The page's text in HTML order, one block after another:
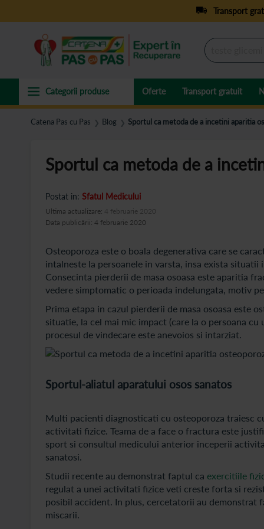
Transport
Oferte Transport gratuit
Catena Pas cu Pas ❯ Blog ❯ Sportul ca metoda de a incetini aparitia
Sportul ca metoda de a
Postat in: Sfatul Medicului
Data publicării: 4 februarie 2020
Ultima actualizare: 4 februarie 2020
Osteoporoza este o boala degenerativa care se
intalneste la persoanele in varsta, insa exista situatii
Consecinta pierderii de masa osoasa este aparitia
vedere simptomatic o perioada indelungata, motiv
Prima etapa in cazul pierderii de masa osoasa este
situatie, la cel mai mic impact (care la o persoana
procesul de vindecare este anevoios si intarziat.
Sportul-aliatul aparatului osos sanatos
Multi pacienti diagnosticati cu osteoporoza traiesc
activitati fizice. Teama de a face o fractura este
sport si consultul medicului anterior inceperii
sanatosi.
Studii recente au demonstrat faptul ca exercitiile
regulat a unei activitati fizice veti creste forta si
posibil accident. In plus, cercetatorii au demonstrat
miscarii.